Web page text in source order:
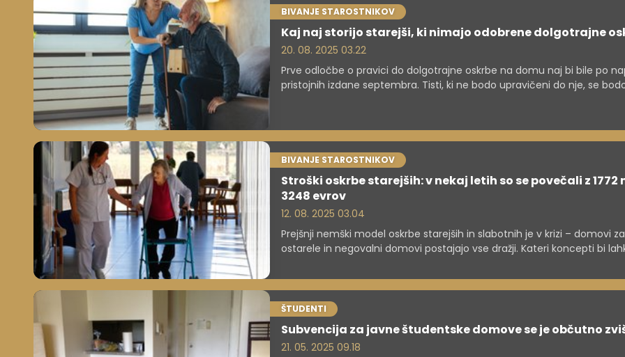
BIVANJE STAROSTNIKOV
Kaj naj storijo starejši, ki nimajo odobrene dolgotrajne
20. 08. 2025 03.22
Prve odločbe o pravici do dolgotrajne oskrbe na domu naj bi bile po
pristojnih izdane septembra. Tisti, ki ne bodo upravičeni do nje, se
ponudbo medgeneracijskih centrov.
BIVANJE STAROSTNIKOV
Stroški oskrbe starejših: v nekaj letih so se povečali z 1772
3248 evrov
12. 08. 2025 03.04
Prejšnji nemški model oskrbe starejših in slabotnih je v krizi – domovi za
ostarele in negovalni domovi postajajo vse dražji. Kateri koncepti bi
ŠTUDENTI
Subvencija za javne študentske domove se je občutno
21. 05. 2025 09.18